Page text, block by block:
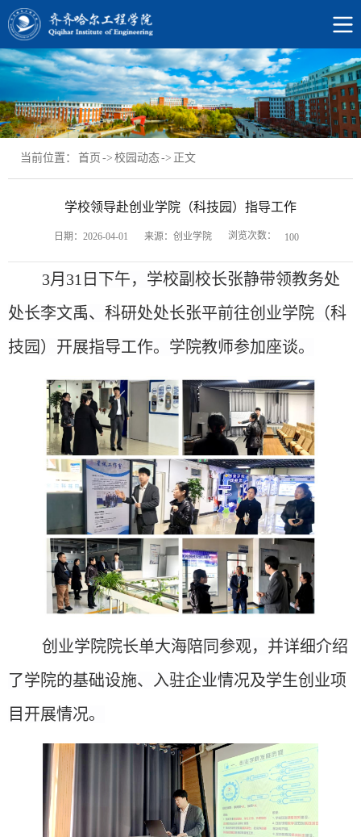
当前位置： 首页 -> 校园动态-> 正文
学校领导赴创业学院（科技园）指导工作
日期：2026-04-01 来源：创业学院 浏览次数： 100
3月31日下午， 学校副校长张静带领教务处
处长李文禹、科研处处长张平前往创业学院（科
技园）开展指导工作。学院教师参加座谈。
创业学院院长单大海陪同参观，并详细介绍
了学院的基础设施、入驻企业情况及学生创业项
目开展情况。